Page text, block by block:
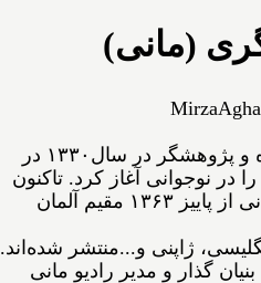
(مانی)
MirzaAgha
ﻣﻴﺮﺯﺍﺁﻗﺎﻋﺴگرﻯ(ﻣﺎﻧﻰ) شاعر، نویسنده و پژوهشگر ﺩﺭ ﺳﺎﻝ۱۳۳۰ در
ﺩﺭ ﻧﻮﺟﻮﺍﻧﻰ ﺁﻏﺎﺯ ﻛﺮﺩ. ﺗﺎﻛﻨﻮﻥ
۵۴ ﺟﻠﺪ ﺍﺯ ﺁﺛﺎﺭﺵ ﺑﻪ ﭼﺎﭖ ﺭﺳﻴﺪه‌اﻧﺪ. مانی از ﭘﺎﻳﻴﺰ ۱۳۶۳ مقیم ﺁﻟﻤﺎﻥ
ژاپنی و...ﻣﻨﺘﺸﺮ ﺷﺪﻩ⁯اند.
گذار و مدیر رادیو مانی